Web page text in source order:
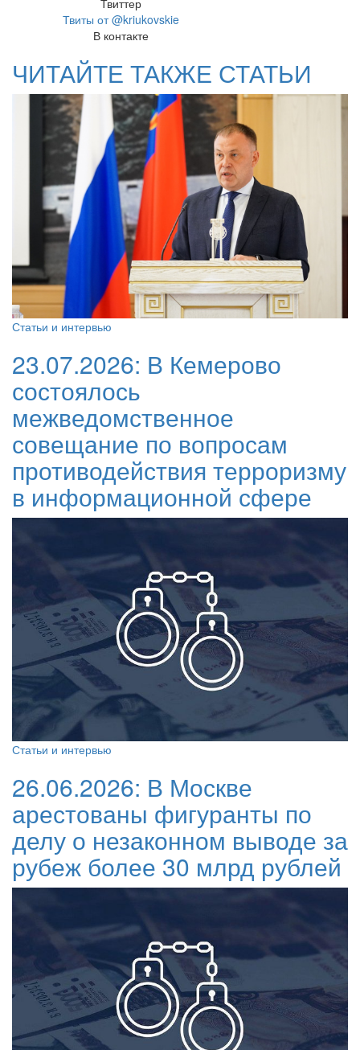
Твиттер
Твиты от @kriukovskie
В контакте
ЧИТАЙТЕ ТАКЖЕ СТАТЬИ
Статьи и интервью
23.07.2026: В Кемерово
состоялось
межведомственное
совещание по вопросам
противодействия терроризму
в информационной сфере
Статьи и интервью
26.06.2026: В Москве
арестованы фигуранты по
делу о незаконном выводе за
рубеж более 30 млрд рублей